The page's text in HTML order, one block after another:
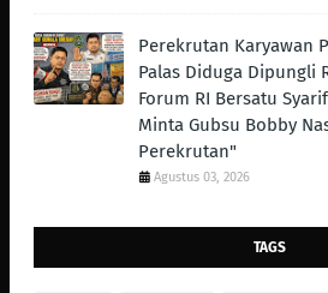
Perekrutan Karyawan
Palas Diduga Dipungli
Forum RI Bersatu
Minta Gubsu Bobby
Perekrutan"
Agustus 03, 2026
TAGS